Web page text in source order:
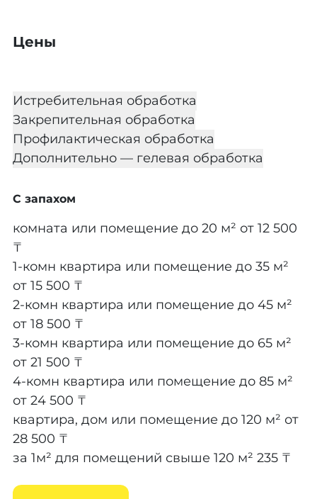
Цены
Истребительная обработка
Закрепительная обработка
Профилактическая обработка
Дополнительно — гелевая обработка
С запахом
комната или помещение до 20 м² от 12 500
₸
1-комн квартира или помещение до 35 м²
от 15 500 ₸
2-комн квартира или помещение до 45 м²
от 18 500 ₸
3-комн квартира или помещение до 65 м²
от 21 500 ₸
4-комн квартира или помещение до 85 м²
от 24 500 ₸
квартира, дом или помещение до 120 м² от
28 500 ₸
за 1м² для помещений свыше 120 м² 235 ₸